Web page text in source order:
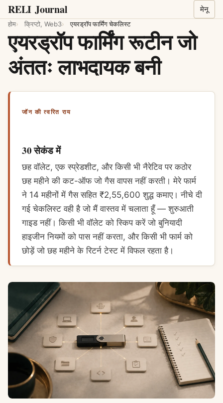
RELI Journal मेनू
होम क्रिप्टो, Web3 एयरड्रॉप फार्मिंग चेकलिस्ट
एयरड्रॉप फार्मिंग रूटीन जो
अंततः लाभदायक बनी
जॉन की त्वरित राय
30 सेकंड में
छह वॉलेट, एक स्प्रेडशीट, और किसी भी नैरेटिव पर कठोर
छह महीने की कट-ऑफ जो गैस वापस नहीं करती। मेरे फार्म
ने 14 महीनों में गैस सहित ₹2,55,600 शुद्ध कमाए। नीचे दी
गई चेकलिस्ट वही है जो मैं वास्तव में चलाता हूँ — शुरुआती
गाइड नहीं। किसी भी वॉलेट को स्किप करें जो बुनियादी
हाइजीन नियमों को पास नहीं करता, और किसी भी फार्म को
छोड़ें जो छह महीने के रिटर्न टेस्ट में विफल रहता है।